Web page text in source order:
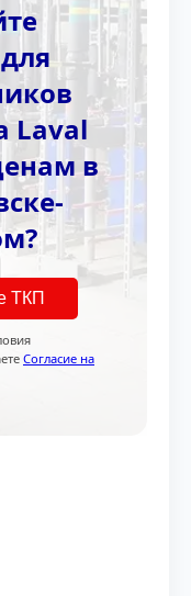
Laval
в
ТКП
Согласие на